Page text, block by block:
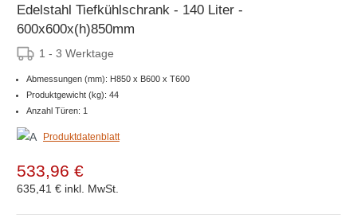
Edelstahl Tiefkühlschrank - 140 Liter -
600x600x(h)850mm
1 - 3 Werktage
Abmessungen (mm): H850 x B600 x T600
Produktgewicht (kg): 44
Anzahl Türen: 1
Produktdatenblatt
533,96 €
635,41 € inkl. MwSt.